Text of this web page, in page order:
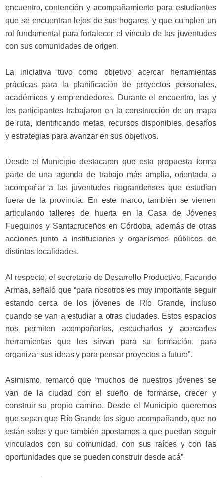
encuentro, contención y acompañamiento para estudiantes
que se encuentran lejos de sus hogares, y que cumplen un
rol fundamental para fortalecer el vínculo de las juventudes
con sus comunidades de origen.
La iniciativa tuvo como objetivo acercar herramientas
prácticas para la planificación de proyectos personales,
académicos y emprendedores. Durante el encuentro, las y
los participantes trabajaron en la construcción de un mapa
de ruta, identificando metas, recursos disponibles, desafíos
y estrategias para avanzar en sus objetivos.
Desde el Municipio destacaron que esta propuesta forma
parte de una agenda de trabajo más amplia, orientada a
acompañar a las juventudes riograndenses que estudian
fuera de la provincia. En este marco, también se vienen
articulando talleres de huerta en la Casa de Jóvenes
Fueguinos y Santacruceños en Córdoba, además de otras
acciones junto a instituciones y organismos públicos de
distintas localidades.
Al respecto, el secretario de Desarrollo Productivo, Facundo
Armas, señaló que “para nosotros es muy importante seguir
estando cerca de los jóvenes de Río Grande, incluso
cuando se van a estudiar a otras ciudades. Estos espacios
nos permiten acompañarlos, escucharlos y acercarles
herramientas que les sirvan para su formación, para
organizar sus ideas y para pensar proyectos a futuro”.
Asimismo, remarcó que “muchos de nuestros jóvenes se
van de la ciudad con el sueño de formarse, crecer y
construir su propio camino. Desde el Municipio queremos
que sepan que Río Grande los sigue acompañando, que no
están solos y que también apostamos a que puedan seguir
vinculados con su comunidad, con sus raíces y con las
oportunidades que se pueden construir desde acá”.